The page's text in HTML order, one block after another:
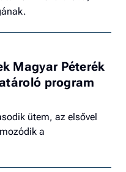
Magyar Péterék
program
ütem, az elsővel
a